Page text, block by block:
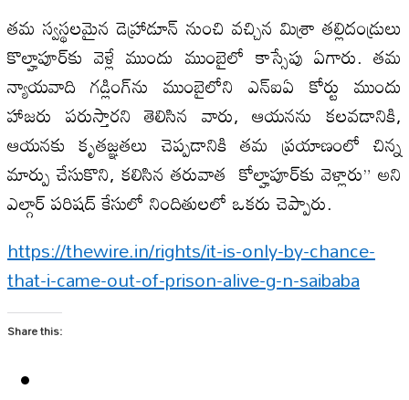
తమ స్వస్థలమైన డెహ్రాడూన్ నుంచి వచ్చిన మిశ్రా తల్లిదండ్రులు
కొల్హాపూర్‌కు వెళ్లే ముందు ముంబైలో కాస్సేపు ఏగారు. తమ
న్యాయవాది గడ్లింగ్‌ను ముంబైలోని ఎన్ఐఏ కోర్టు ముందు
హాజరు పరుస్తారని తెలిసిన వారు, ఆయనను కలవడానికి,
ఆయనకు కృతజ్ఞతలు చెప్పడానికి తమ ప్రయాణంలో చిన్న
మార్పు చేసుకొని, కలిసిన తరువాత కోల్హాపూర్‌కు వెళ్లారు” అని
ఎల్గార్ పరిషద్ కేసులో నిందితులలో ఒకరు చెప్పారు.
https://thewire.in/rights/it-is-only-by-chance-
that-i-came-out-of-prison-alive-g-n-saibaba
Share this: